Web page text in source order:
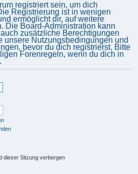
registriert sein, um dich
Registrierung ist in wenigen
ermöglicht dir, auf weitere
Die Board-Administration kann
zusätzliche Berechtigungen
unsere Nutzungsbedingungen und
bevor du dich registrierst. Bitte
Forenregeln, wenn du dich in
dieser Sitzung verbergen